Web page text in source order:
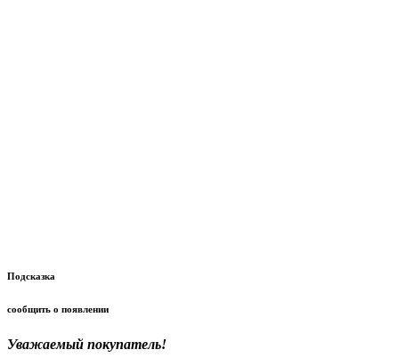
Подсказка
сообщить о появлении
Уважаемый покупатель!